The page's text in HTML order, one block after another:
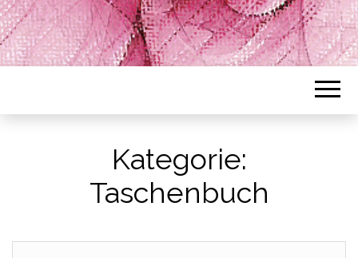
Kategorie:
Taschenbuch